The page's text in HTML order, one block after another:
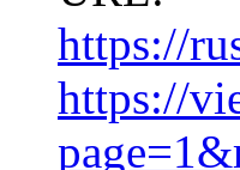
https://
https://